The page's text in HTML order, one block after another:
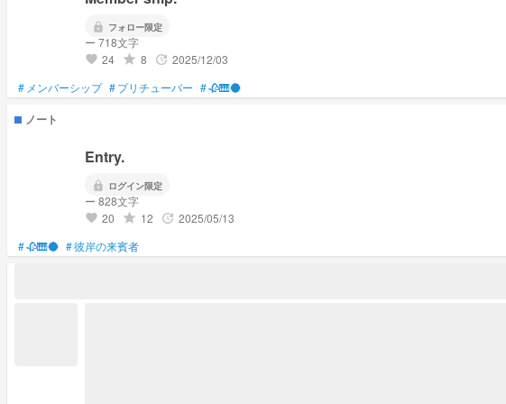
lock フォロー限定
ー 718文字
favorite 24 grade 8 update 2025/12/03
# メンバーシップ #プリチューバー #🥀🎹🌑
ノート
Entry.
lock ログイン限定
ー 828文字
favorite 20 grade 12 update 2025/05/13
#🥀🎹🌑 #彼岸の来賓者